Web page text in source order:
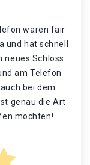
waren fair
und hat schnell
neues Schloss
am Telefon
bei dem
genau die Art
möchten!